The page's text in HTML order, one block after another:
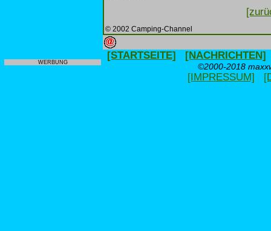
WERBUNG
© 2002 Camping-Channel
[STARTSEITE] [NACHRICHTEN]
©2000-2018
[IMPRESSUM]